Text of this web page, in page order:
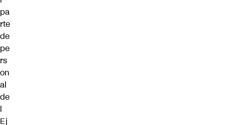
pa
rte
de
pe
rs
on
al
de
l
Ej